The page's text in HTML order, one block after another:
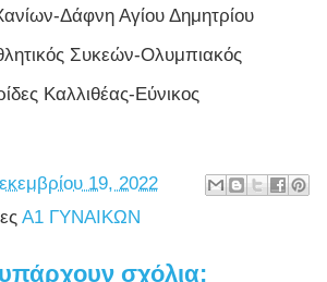
Δάφνη Αγίου Δημητρίου
Συκεών-Ολυμπιακός
Καλλιθέας-Εύνικος
19, 2022
Α1 ΓΥΝΑΙΚΩΝ
σχόλια: